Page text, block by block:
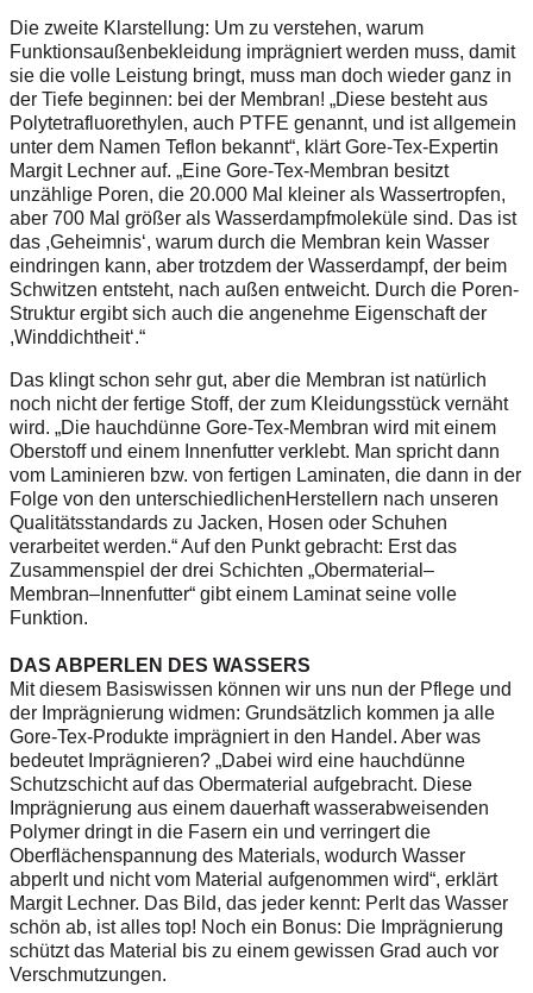
Die zweite Klarstellung: Um zu verstehen, warum
Funktionsaußenbekleidung imprägniert werden muss, damit
sie die volle Leistung bringt, muss man doch wieder ganz in
der Tiefe beginnen: bei der Membran! „Diese besteht aus
Polytetrafluorethylen, auch PTFE genannt, und ist allgemein
unter dem Namen Teflon bekannt“, klärt Gore-Tex-Expertin
Margit Lechner auf. „Eine Gore-Tex-Membran besitzt
unzählige Poren, die 20.000 Mal kleiner als Wassertropfen,
aber 700 Mal größer als Wasserdampfmoleküle sind. Das ist
das ,Geheimnis‘, warum durch die Membran kein Wasser
eindringen kann, aber trotzdem der Wasserdampf, der beim
Schwitzen entsteht, nach außen entweicht. Durch die Poren-
Struktur ergibt sich auch die angenehme Eigenschaft der
,Winddichtheit‘.“
Das klingt schon sehr gut, aber die Membran ist natürlich
noch nicht der fertige Stoff, der zum Kleidungsstück vernäht
wird. „Die hauchdünne Gore-Tex-Membran wird mit einem
Oberstoff und einem Innenfutter verklebt. Man spricht dann
vom Laminieren bzw. von fertigen Laminaten, die dann in der
Folge von den unterschiedlichenHerstellern nach unseren
Qualitätsstandards zu Jacken, Hosen oder Schuhen
verarbeitet werden.“ Auf den Punkt gebracht: Erst das
Zusammenspiel der drei Schichten „Obermaterial–
Membran–Innenfutter“ gibt einem Laminat seine volle
Funktion.
DAS ABPERLEN DES WASSERS
Mit diesem Basiswissen können wir uns nun der Pflege und
der Imprägnierung widmen: Grundsätzlich kommen ja alle
Gore-Tex-Produkte imprägniert in den Handel. Aber was
bedeutet Imprägnieren? „Dabei wird eine hauchdünne
Schutzschicht auf das Obermaterial aufgebracht. Diese
Imprägnierung aus einem dauerhaft wasserabweisenden
Polymer dringt in die Fasern ein und verringert die
Oberflächenspannung des Materials, wodurch Wasser
abperlt und nicht vom Material aufgenommen wird“, erklärt
Margit Lechner. Das Bild, das jeder kennt: Perlt das Wasser
schön ab, ist alles top! Noch ein Bonus: Die Imprägnierung
schützt das Material bis zu einem gewissen Grad auch vor
Verschmutzungen.